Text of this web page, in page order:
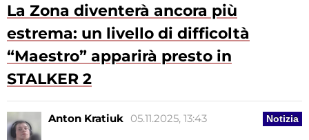
La Zona diventerà ancora più
estrema: un livello di difficoltà
“Maestro” apparirà presto in
STALKER 2
Notizia
Anton Kratiuk 05.11.2025, 13:43